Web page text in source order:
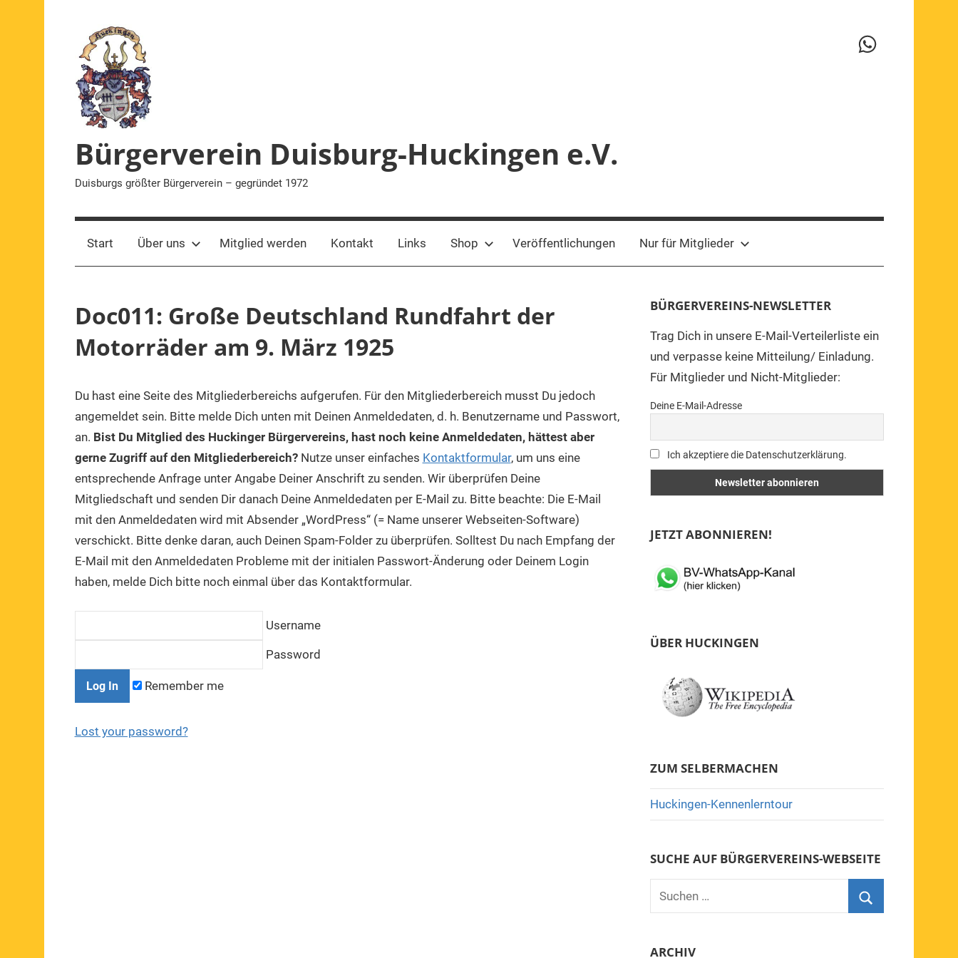
Bürgerverein Duisburg-Huckingen e.V.
Duisburgs größter Bürgerverein – gegründet 1972
WhatsApp-
Start Über uns Mitglied werden Kontakt Links Shop Veröffentlichungen Nur für Mitglieder
Doc011: Große Deutschland Rundfahrt der
Motorräder am 9. März 1925
Du hast eine Seite des Mitgliederbereichs aufgerufen. Für den Mitgliederbereich musst Du jedoch
angemeldet sein. Bitte melde Dich unten mit Deinen Anmeldedaten, d. h. Benutzername und Passwort,
an. Bist Du Mitglied des Huckinger Bürgervereins, hast noch keine Anmeldedaten, hättest aber
gerne Zugriff auf den Mitgliederbereich?Nutze unser einfaches Kontaktformular, um uns eine
entsprechende Anfrage unter Angabe Deiner Anschrift zu senden. Wir überprüfen Deine
Mitgliedschaft und senden Dir danach Deine Anmeldedaten per E-Mail zu. Bitte beachte: Die E-Mail
mit den Anmeldedaten wird mit Absender „WordPress“ (= Name unserer Webseiten-Software)
verschickt. Bitte denke daran, auch Deinen Spam-Folder zu überprüfen. Solltest Du nach Empfang der
E-Mail mit den Anmeldedaten Probleme mit der initialen Passwort-Änderung oder Deinem Login
haben, melde Dich bitte noch einmal über das Kontaktformular.
Username
Password
Remember me
Lost your password?
BÜRGERVEREINS-NEWSLETTER
Trag Dich in unsere E-Mail-Verteilerliste ein
und verpasse keine Mitteilung/ Einladung.
Für Mitglieder und Nicht-Mitglieder:
Deine E-Mail-Adresse
Ich akzeptiere die Datenschutzerklärung.
JETZT ABONNIEREN!
ÜBER HUCKINGEN
ZUM SELBERMACHEN
Huckingen-Kennenlerntour
SUCHE AUF BÜRGERVEREINS-WEBSEITE
Suchen
nach:
ARCHIV